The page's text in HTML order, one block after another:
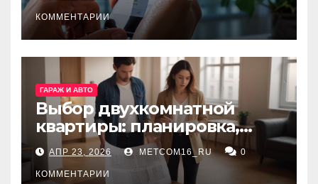
принципы работы
КОММЕНТАРИИ
ГАРАЖ И АВТО
Выбор двухкомнатной
квартиры: планировка,
состояние жилья и
проверка документов
АПР 23, 2026 METCOM16_RU 0
КОММЕНТАРИИ